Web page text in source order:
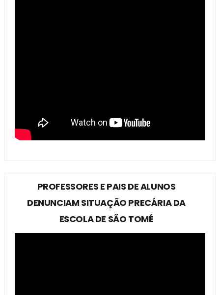
PROFESSORES E PAIS DE ALUNOS
DENUNCIAM SITUAÇÃO PRECÁRIA DA
ESCOLA DE SÃO TOMÉ